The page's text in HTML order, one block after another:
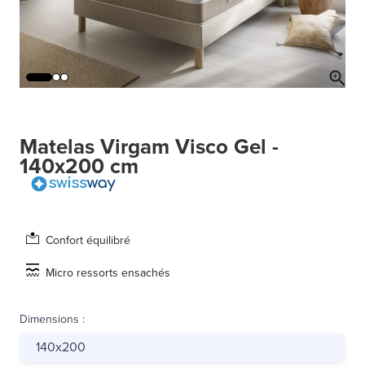
Matelas Virgam Visco Gel -
140x200 cm
Confort équilibré
Micro ressorts ensachés
Dimensions :
140x200